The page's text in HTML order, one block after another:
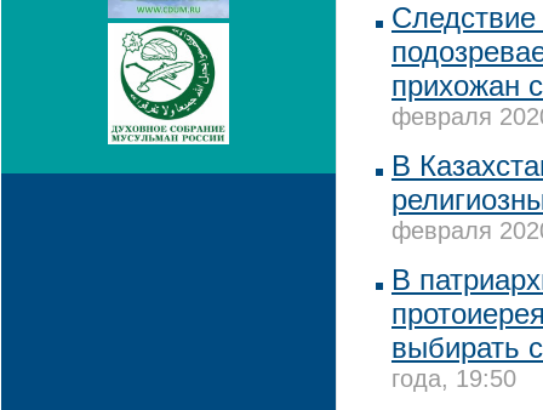
Следствие
прихожан
февраля
В
февраля
В
выбирать
года, 19:50